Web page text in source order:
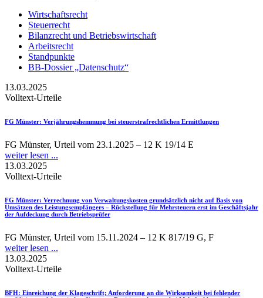
Wirtschaftsrecht
Steuerrecht
Bilanzrecht und Betriebswirtschaft
Arbeitsrecht
Standpunkte
BB-Dossier „Datenschutz“
13.03.2025
Volltext-Urteile
FG Münster: Verjährungshemmung bei steuerstrafrechtlichen Ermittlungen
FG Münster, Urteil vom 23.1.2025 – 12 K 19/14 E
weiter lesen ...
13.03.2025
Volltext-Urteile
FG Münster: Verrechnung von Verwaltungskosten grundsätzlich nicht auf Basis von
Umsätzen des Leistungsempfängers – Rückstellung für Mehrsteuern erst im Geschäftsjahr
der Aufdeckung durch Betriebsprüfer
FG Münster, Urteil vom 15.11.2024 – 12 K 817/19 G, F
weiter lesen ...
13.03.2025
Volltext-Urteile
BFH: Einreichung der Klageschrift; Anforderung an die Wirksamkeit bei fehlender